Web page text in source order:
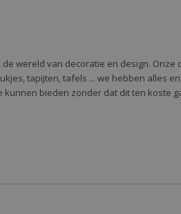
wereld van decoratie en design. Onze
tapijten, tafels ... we hebben alles
bieden zonder dat dit ten koste